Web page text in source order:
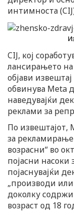
интимноста
CIJ, кој
лансирањето
објави
обвинува Meta
наведувајќи
реклами за
По извештајот,
за
возрасни“ во
појасни насоки
појаснувајќи
„производи или
доколку
возраст од 18